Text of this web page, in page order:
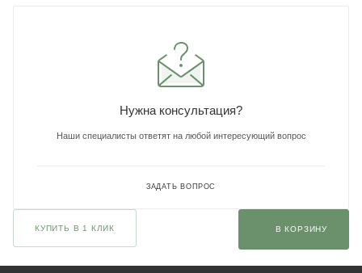
Нужна консультация?
Наши специалисты ответят на любой интересующий вопрос
ЗАДАТЬ ВОПРОС
КУПИТЬ В 1 КЛИК В КОРЗИНУ